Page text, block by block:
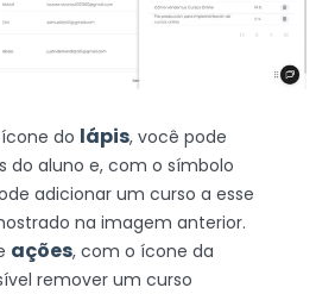
do lápis, você pode
do aluno e, com o símbolo
adicionar um curso a esse
na imagem anterior.
ações, com o ícone da
remover um curso